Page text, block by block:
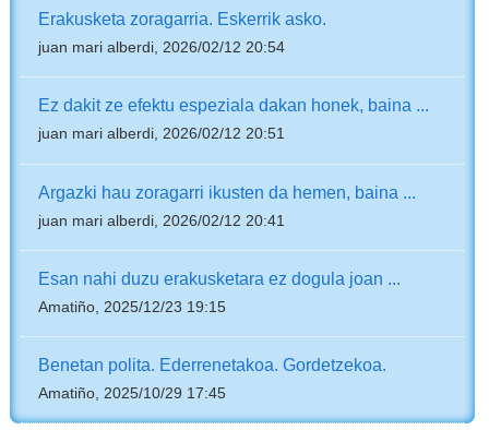
Erakusketa zoragarria. Eskerrik asko.
juan mari alberdi, 2026/02/12 20:54
Ez dakit ze efektu espeziala dakan honek, baina ...
juan mari alberdi, 2026/02/12 20:51
Argazki hau zoragarri ikusten da hemen, baina ...
juan mari alberdi, 2026/02/12 20:41
Esan nahi duzu erakusketara ez dogula joan ...
Amatiño, 2025/12/23 19:15
Benetan polita. Ederrenetakoa. Gordetzekoa.
Amatiño, 2025/10/29 17:45